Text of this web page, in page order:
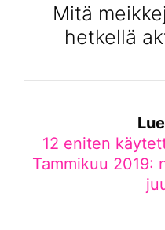
Mitä
hetkellä
12 eniten
Tammikuu 2019: